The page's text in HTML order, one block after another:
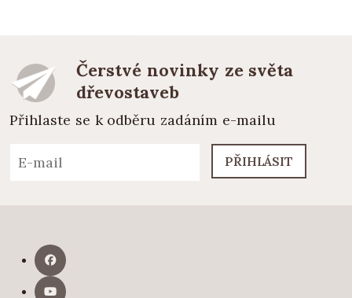
Čerstvé novinky ze světa
dřevostaveb
Přihlaste se k odběru zadáním e-mailu
PŘIHLÁSIT